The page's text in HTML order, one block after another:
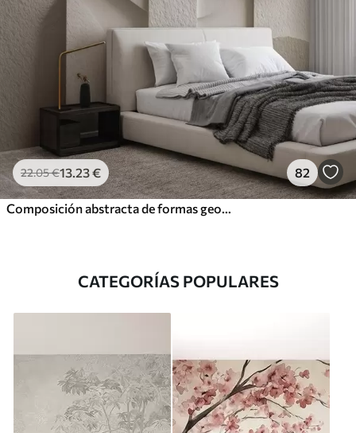
22.05€13 .23€ 82
CATEGORÍAS POPULARES